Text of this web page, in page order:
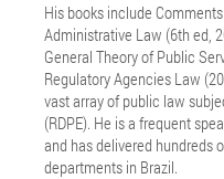
His books include
Administrative Law (6th ed,
General Theory of Public
Regulatory Agencies Law
vast array of public law
(RDPE). He is a frequent
and has delivered hundreds
departments in Brazil.